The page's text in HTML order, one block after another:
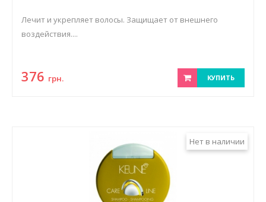
Лечит и укрепляет волосы. Защищает от внешнего
воздействия....
376 грн. КУПИТЬ
Нет в наличии